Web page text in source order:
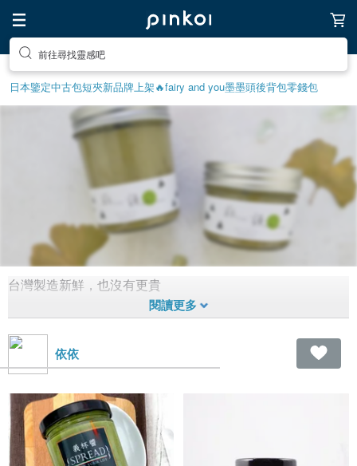
前往尋找靈感吧
日本鑒定中古包短夾新品牌上架🔥fairy and you墨墨頭後背包零錢包
媲美韓國抹茶牛奶醬
台灣製造新鮮，也沒有更貴
依依